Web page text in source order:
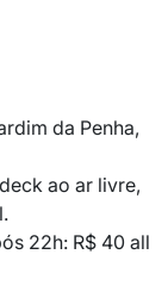
da Penha,
ao ar livre,
22h: R$ 40 all